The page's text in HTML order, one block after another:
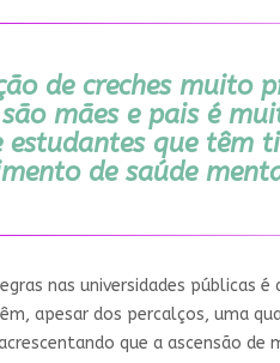
de creches muito
mães e pais é
que têm
de saúde
nas universidades públicas
apesar dos percalços, uma
que a ascensão de